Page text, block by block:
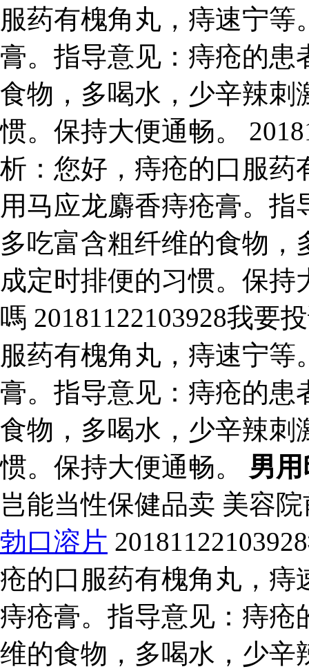
服药有槐角丸，痔速宁
膏。指导意见：痔疮的患
食物，多喝水，少辛辣刺
惯。保持大便通畅。
析：您好，痔疮的口服药
用马应龙麝香痔疮膏。
多吃富含粗纤维的食物
成定时排便的习惯。保
嗎 20181122103928我要
服药有槐角丸，痔速宁
膏。指导意见：痔疮的患
食物，多喝水，少辛辣刺
惯。保持大便通畅。 男
岂能当性保健品卖 美容
勃口溶片
疮的口服药有槐角丸，痔
痔疮膏。指导意见：痔疮
维的食物，多喝水，少辛